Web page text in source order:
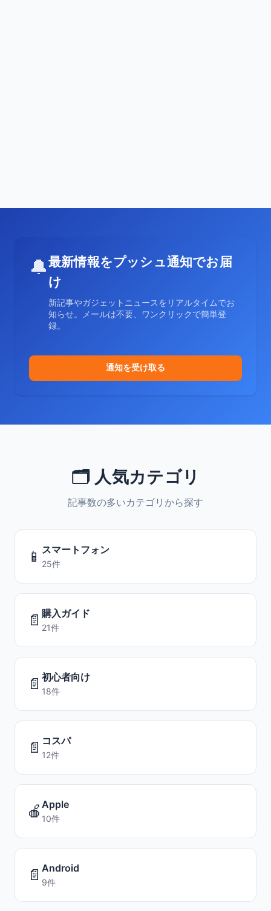
🔔最新情報をプッシュ通知でお届
け
新記事やガジェットニュースをリアルタイムでお
知らせ。メールは不要、ワンクリックで簡単登
録。
通知を受け取る
🗂️ 人気カテゴリ
記事数の多いカテゴリから探す
📱 スマートフォン
25件
📄 購入ガイド
21件
📄 初心者向け
18件
📄 コスパ
12件
🍎 Apple
10件
📄 Android
9件